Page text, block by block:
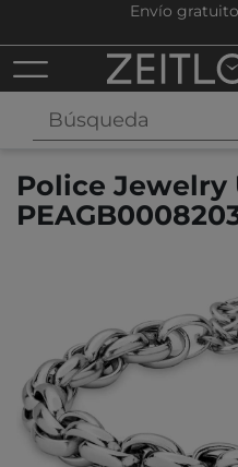
Envío
Police Jewelry